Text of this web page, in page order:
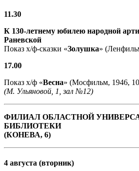
11.30
К 130-летнему юбилею народной
Раневской
Показ х/ф-сказки «Золушка»
17.00
Показ х/ф «Весна» (Мосфильм, 1946,
(М. Ульяновой, 1, зал №12)
ФИЛИАЛ ОБЛАСТНОЙ
БИБЛИОТЕКИ
(КОНЕВА, 6)
4 августа (вторник)